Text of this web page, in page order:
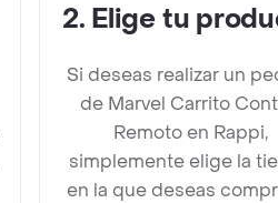
2. Elige tu
Si deseas realizar un
de Marvel Carrito
Remoto en Rappi,
simplemente elige la
en la que deseas